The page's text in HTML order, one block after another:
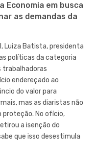
Economia em busca
as demandas da
Luiza Batista, presidenta
políticas da categoria
trabalhadoras
endereçado ao
do valor para
mas as diaristas não
proteção. No ofício,
a isenção do
que isso desestimula